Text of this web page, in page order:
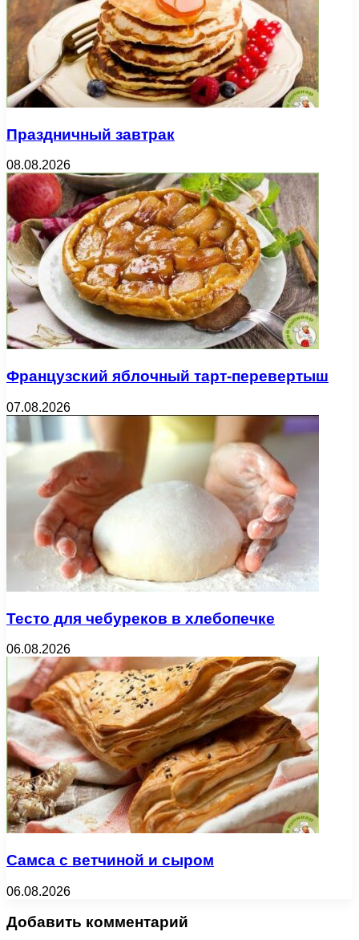
Праздничный завтрак
08.08.2026
Французский яблочный тарт-перевертыш
07.08.2026
Тесто для чебуреков в хлебопечке
06.08.2026
Самса с ветчиной и сыром
06.08.2026
Добавить комментарий